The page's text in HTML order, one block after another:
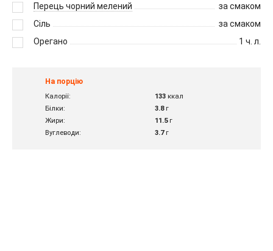
Перець чорний мелений
за смаком
Сіль
за смаком
Орегано
1 ч. л.
На порцію
Калорії: 133 ккал
Білки:
3.8г
Жири:
11.5г
Вуглеводи:
3.7г